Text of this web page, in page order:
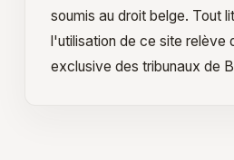
soumis au droit belge. Tout
l'utilisation de ce site relève
exclusive des tribunaux de